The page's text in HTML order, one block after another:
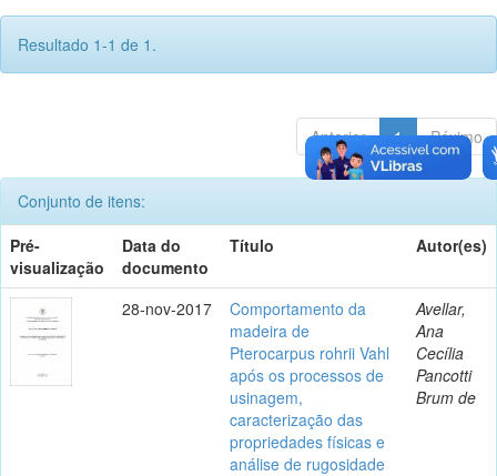
Resultado 1-1 de 1.
Anterior 1 Póximo
Conjunto de itens:
Pré-
visualização
Data do
documento
Título Autor(es)
28-nov-2017
Comportamento da
madeira de
Pterocarpus rohrii Vahl
após os processos de
usinagem,
caracterização das
propriedades físicas e
análise de rugosidade
Avellar,
Ana
Cecília
Pancotti
Brum de